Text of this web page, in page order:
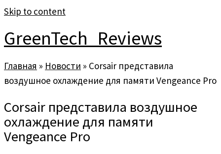
Skip to content
GreenTech_Reviews
Главная » Новости » Corsair представила
воздушное охлаждение для памяти Vengeance Pro
Corsair представила воздушное
охлаждение для памяти
Vengeance Pro